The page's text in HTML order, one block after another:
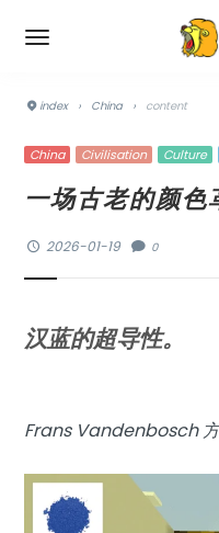
index › China › content
China Civilisation Culture
一场古老的颜色
2026-01-19 0
汉蓝的超导性。
Frans Vandenbosch